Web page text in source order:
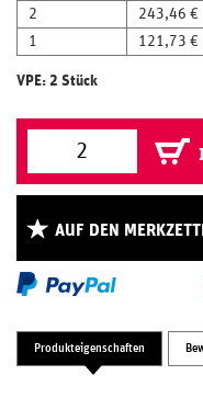
2
243,46 €
1
121,73 €
VPE: 2 Stück
AUF DEN
Produkteigenschaften